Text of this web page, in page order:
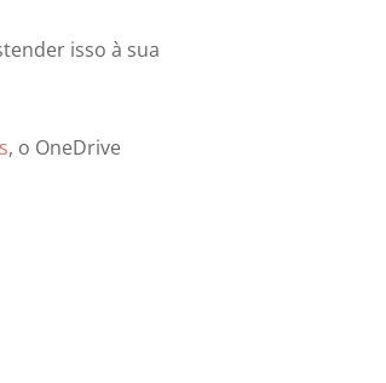
isso à sua
, o OneDrive